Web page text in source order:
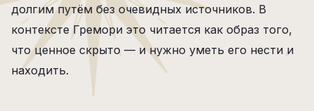
долгим путём без очевидных источников. В
контексте Гремори это читается как образ того,
что ценное скрыто — и нужно уметь его нести и
находить.